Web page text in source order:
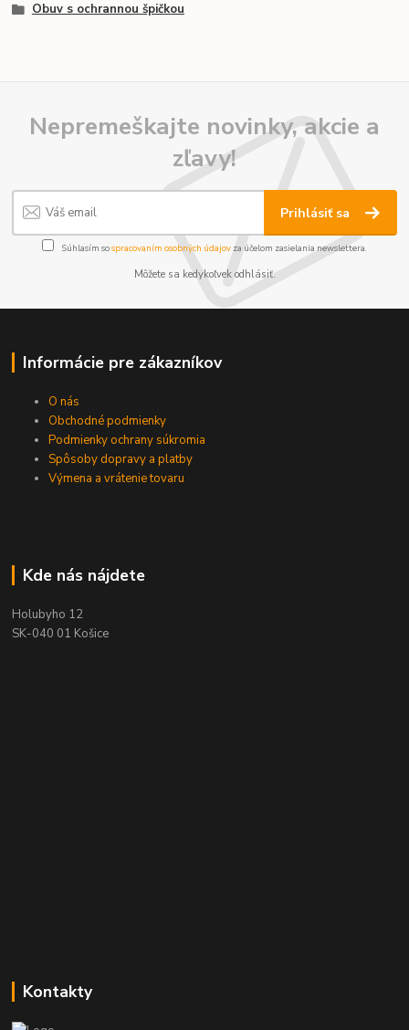
Obuv s ochrannou špičkou
Nepremeškajte novinky, akcie a
zľavy!
Prihlásiť sa
Súhlasím sospracovaním osobných údajov za účelom zasielania newslettera.
Môžete sa kedykoľvek odhlásiť.
Informácie pre zákazníkov
O nás
Obchodné podmienky
Podmienky ochrany súkromia
Spôsoby dopravy a platby
Výmena a vrátenie tovaru
Kde nás nájdete
Holubyho 12
SK-040 01 Košice
Kontakty